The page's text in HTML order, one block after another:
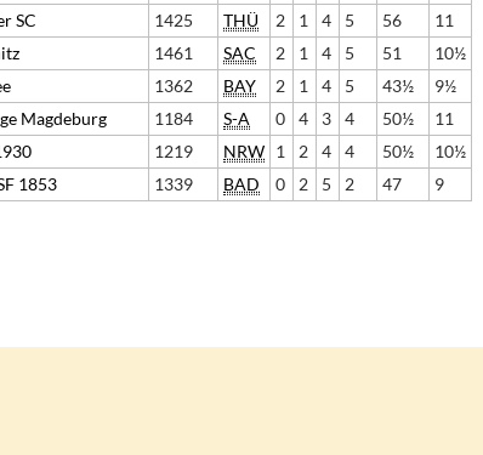
SC 1425 THÜ 2 1 4 5 56
11
1461 SAC 2 1 4 5 51
10½
1362 BAY 2 1 4 5 43½
9½
Magdeburg 1184 S-A 0 4 3 4 50½
11
1219 NRW 1 2 4 4 50½
10½
1853 1339 BAD 0 2 5 2 47 9